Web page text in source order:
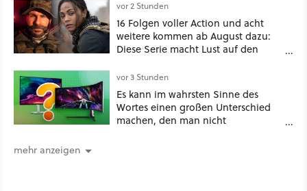
vor 2 Stunden
16 Folgen voller Action und acht
weitere kommen ab August dazu:
Diese Serie macht Lust auf den
vor 3 Stunden
Es kann im wahrsten Sinne des
Wortes einen großen Unterschied
machen, den man nicht
mehr anzeigen